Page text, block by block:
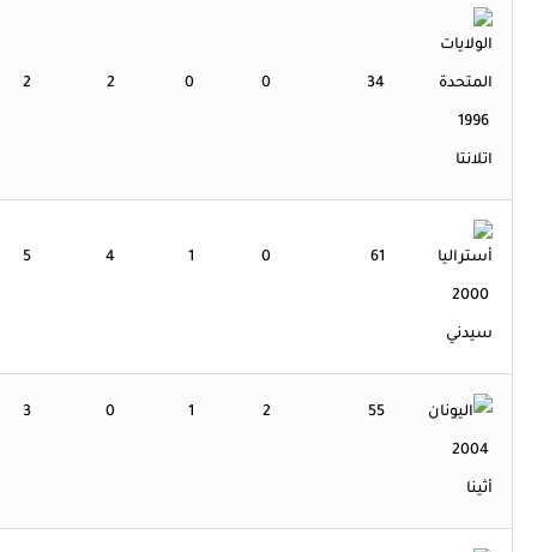
1996
اتلانتا
34
0
0
2
2
2000
سيدني
61
0
1
4
5
2004
أثينا
55
2
1
0
3